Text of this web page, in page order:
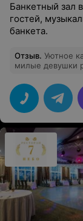
Банкетный зал
гостей,
банкета.
Отзыв. Уютное
милые девушки
украшение кафе!